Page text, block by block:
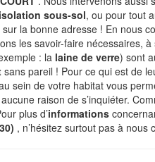
sous-sol, ou pour tout
la bonne adresse ! En nous
les savoir-faire nécessaires,
: la laine de verre) sont
sans pareil ! Pour ce qui est de
sein de votre habitat vous
aucune raison de s’inquiéter.
plus d’informations
, n’hésitez surtout pas à nous